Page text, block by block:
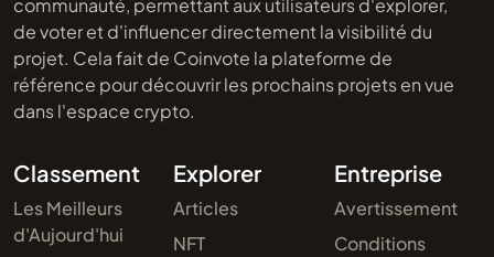
communauté, permettant aux utilisateurs d'explorer,
de voter et d'influencer directement la visibilité du
projet. Cela fait de Coinvote la plateforme de
référence pour découvrir les prochains projets en vue
dans l'espace crypto.
Classement
Les Meilleurs
d'Aujourd'hui
Explorer
Articles
NFT
Entreprise
Avertissement
Conditions